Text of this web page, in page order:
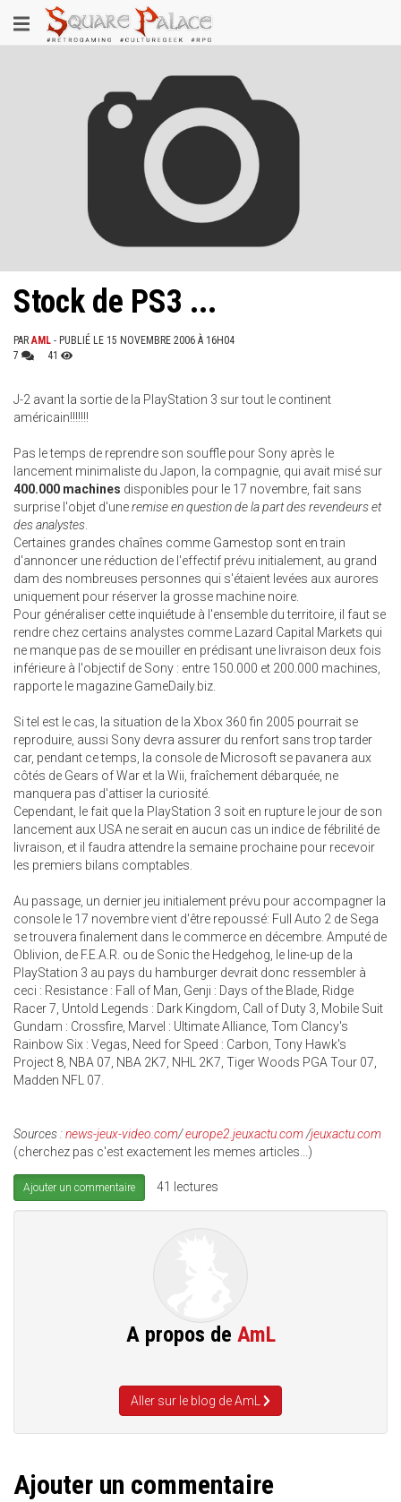
au
contenu
Toggle
navigation
Stock de PS3 ...
PARAML - PUBLIÉ LE 15 NOVEMBRE 2006 À 16H04
7
41
J-2 avant la sortie de la PlayStation 3 sur tout le continent
américain!!!!!!!
Pas le temps de reprendre son souffle pour Sony après le
lancement minimaliste du Japon, la compagnie, qui avait misé sur
400.000 machines disponibles pour le 17 novembre, fait sans
surprise l'objet d'uneremise en question de la part des revendeurs et
des analystes
Certaines grandes chaînes comme Gamestop sont en train
d'annoncer une réduction de l'effectif prévu initialement, au grand
dam des nombreuses personnes qui s'étaient levées aux aurores
uniquement pour réserver la grosse machine noire.
Pour généraliser cette inquiétude à l'ensemble du territoire, il faut se
rendre chez certains analystes comme Lazard Capital Markets qui
ne manque pas de se mouiller en prédisant une livraison deux fois
inférieure à l'objectif de Sony : entre 150.000 et 200.000 machines,
rapporte le magazine GameDaily.biz.
Si tel est le cas, la situation de la Xbox 360 fin 2005 pourrait se
reproduire, aussi Sony devra assurer du renfort sans trop tarder
car, pendant ce temps, la console de Microsoft se pavanera aux
côtés de Gears of War et la Wii, fraîchement débarquée, ne
manquera pas d'attiser la curiosité.
Cependant, le fait que la PlayStation 3 soit en rupture le jour de son
lancement aux USA ne serait en aucun cas un indice de fébrilité de
livraison, et il faudra attendre la semaine prochaine pour recevoir
les premiers bilans comptables.
Au passage, un dernier jeu initialement prévu pour accompagner la
console le 17 novembre vient d'être repoussé: Full Auto 2 de Sega
se trouvera finalement dans le commerce en décembre. Amputé de
Oblivion, de F.E.A.R. ou de Sonic the Hedgehog, le line-up de la
PlayStation 3 au pays du hamburger devrait donc ressembler à
ceci : Resistance : Fall of Man, Genji : Days of the Blade, Ridge
Racer 7, Untold Legends : Dark Kingdom, Call of Duty 3, Mobile Suit
Gundam : Crossfire, Marvel : Ultimate Alliance, Tom Clancy's
Rainbow Six : Vegas, Need for Speed : Carbon, Tony Hawk's
Project 8, NBA 07, NBA 2K7, NHL 2K7, Tiger Woods PGA Tour 07,
Madden NFL 07.
Sources :news-jeux-video.com/europe2.jeuxactu.com/jeuxactu.com
(cherchez pas c'est exactement les memes articles...)
Ajouter un commentaire 41 lectures
A propos de AmL
Aller sur le blog de AmL
Ajouter un commentaire